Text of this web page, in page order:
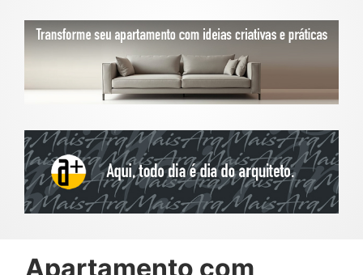
Apartamento com